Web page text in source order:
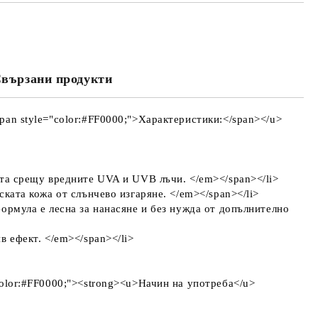
Съгласен съм сПолитиката за лични
данни
ще се свържем с вас в рамките на работния ден.
продукти
style="color:#FF0000;">Характеристики:</span></u>
срещу вредните UVA и UVB лъчи. </em></span></li>
кожа от слънчево изгаряне. </em></span></li>
е лесна за нанасяне и без нужда от допълнително
ефект. </em></span></li>
на употреба</u>